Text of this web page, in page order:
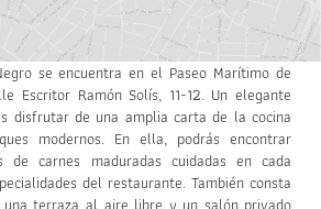
se encuentra en el Paseo Marítimo de
Escritor Ramón Solís, 11-12. Un elegante
disfrutar de una amplia carta de la cocina
modernos. En ella, podrás encontrar
de carnes maduradas cuidadas en cada
del restaurante. También consta